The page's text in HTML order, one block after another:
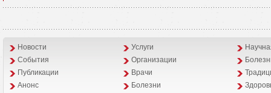
Новости Услуги
События
Организации
Публикации
Врачи
Анонс
Болезни